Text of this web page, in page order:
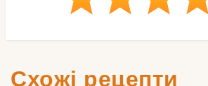
Схожі рецепти